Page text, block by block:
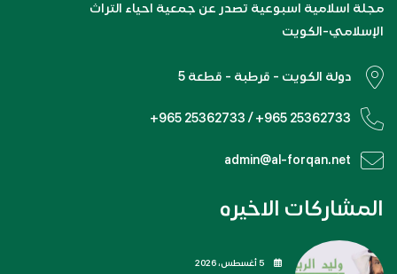
مجلة اسلامية اسبوعية تصدر عن جمعية احياء التراث
الإسلامي-الكويت
دولة الكويت - قرطبة - قطعة 5
+965 25362733 / +965 25362733
admin@al-forqan.net
المشاركات الاخيره